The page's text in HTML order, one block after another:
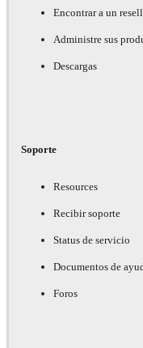
Encontrar a un
Administre sus
Descargas
Soporte
Resources
Recibir soporte
Status de servicio
Documentos de
Foros